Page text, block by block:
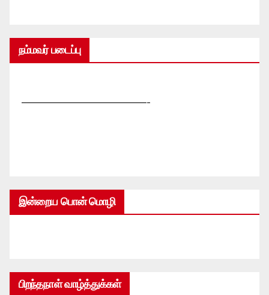
நம்மவர் படைப்பு
—————————————-
இன்றைய பொன் மொழி
பிறந்தநாள் வாழ்த்துக்கள்